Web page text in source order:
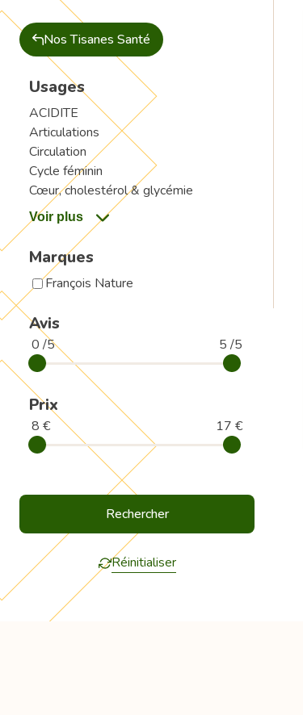
Nos Tisanes Santé
Usages
ACIDITE
Articulations
Circulation
Cycle féminin
Cœur, cholestérol & glycémie
Marques
François Nature
Avis
0 /5 5 /5
Prix
8 € 17 €
Réinitialiser